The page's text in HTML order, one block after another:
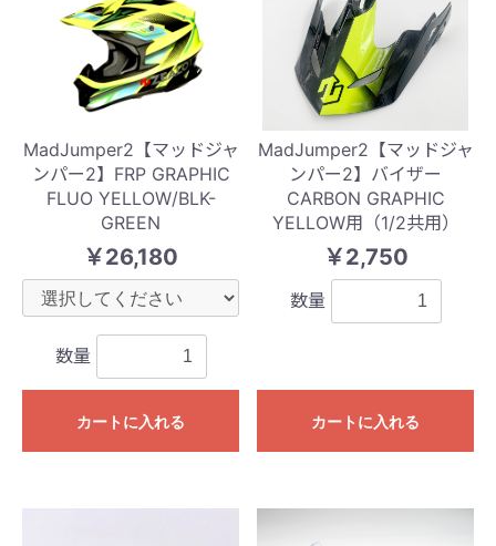
MadJumper2【マッドジャ
ンパー2】FRP GRAPHIC
FLUO YELLOW/BLK-
GREEN
￥26,180
数量
カートに入れる
MadJumper2【マッドジャ
ンパー2】バイザー
CARBON GRAPHIC
YELLOW用（1/2共用）
￥2,750
数量
カートに入れる